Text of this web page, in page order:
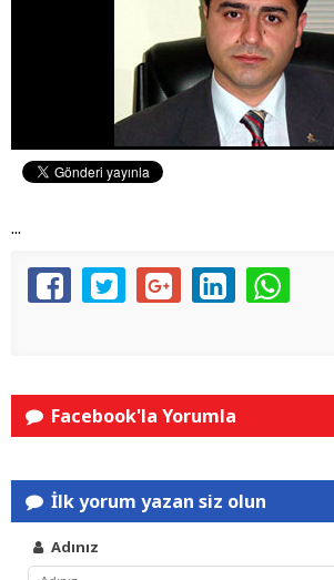
...
Facebook'la Yorumla
İlk yorum yazan siz olun
Adınız